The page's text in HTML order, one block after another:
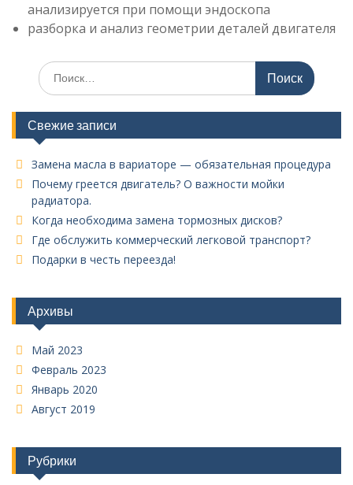
анализируется при помощи эндоскопа
разборка и анализ геометрии деталей двигателя
Поиск
по:
Свежие записи
Замена масла в вариаторе — обязательная процедура
Почему греется двигатель? О важности мойки
радиатора.
Когда необходима замена тормозных дисков?
Где обслужить коммерческий легковой транспорт?
Подарки в честь переезда!
Архивы
Май 2023
Февраль 2023
Январь 2020
Август 2019
Рубрики